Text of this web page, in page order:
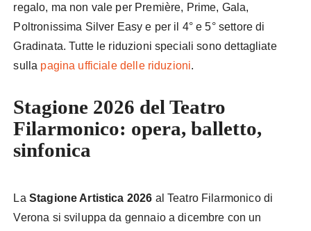
regalo, ma non vale per Première, Prime, Gala,
Poltronissima Silver Easy e per il 4° e 5° settore di
Gradinata. Tutte le riduzioni speciali sono dettagliate
sulla pagina ufficiale delle riduzioni.
Stagione 2026 del Teatro
Filarmonico: opera, balletto,
sinfonica
La Stagione Artistica 2026 al Teatro Filarmonico di
Verona si sviluppa da gennaio a dicembre con un